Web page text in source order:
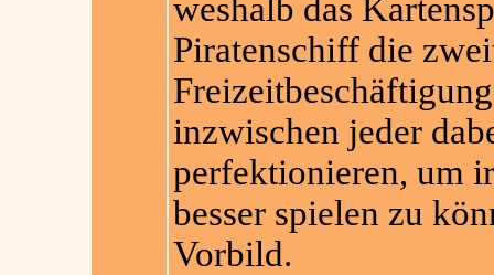
weshalb das
Piratenschiff die
inzwischen jeder
perfektionieren, um
besser spielen zu
Vorbild.